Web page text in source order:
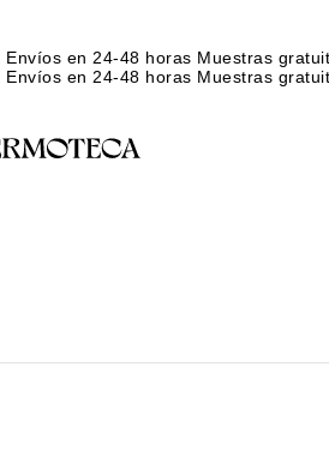
Envíos en 24-48 horas Muestras
Envíos en 24-48 horas Muestras